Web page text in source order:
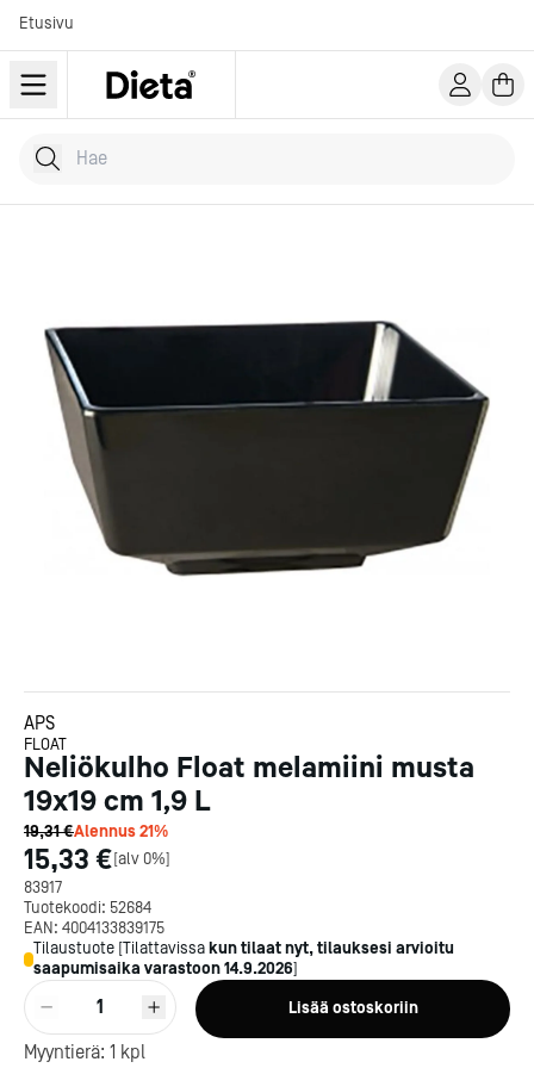
Etusivu
Hae tuotteita
Kirjoita hakusana...
APS
FLOAT
Neliökulho Float melamiini musta
19x19 cm 1,9 L
19,31 €Alennus21%
15,33 €[alv 0%]
83917
Tuotekoodi: 52684
EAN: 4004133839175
Tilaustuote [Tilattavissa kun tilaat nyt, tilauksesi arvioitu
saapumisaika varastoon14.9.2026]
1 Lisää ostoskoriin
Myyntierä: 1 kpl
Kotipizza on vuonna 1987
perustettu yritys, jolla on yli